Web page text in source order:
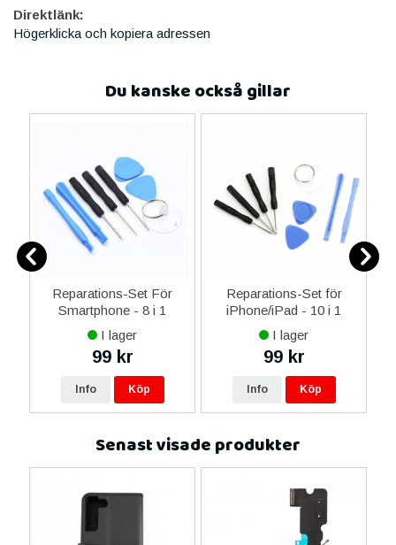
Direktlänk:
Högerklicka och kopiera adressen
Du kanske också gillar
Reparations-Set För
Smartphone - 8 i 1
I lager
99 kr
Info Köp
Reparations-Set för
iPhone/iPad - 10 i 1
I lager
99 kr
Info Köp
Senast visade produkter